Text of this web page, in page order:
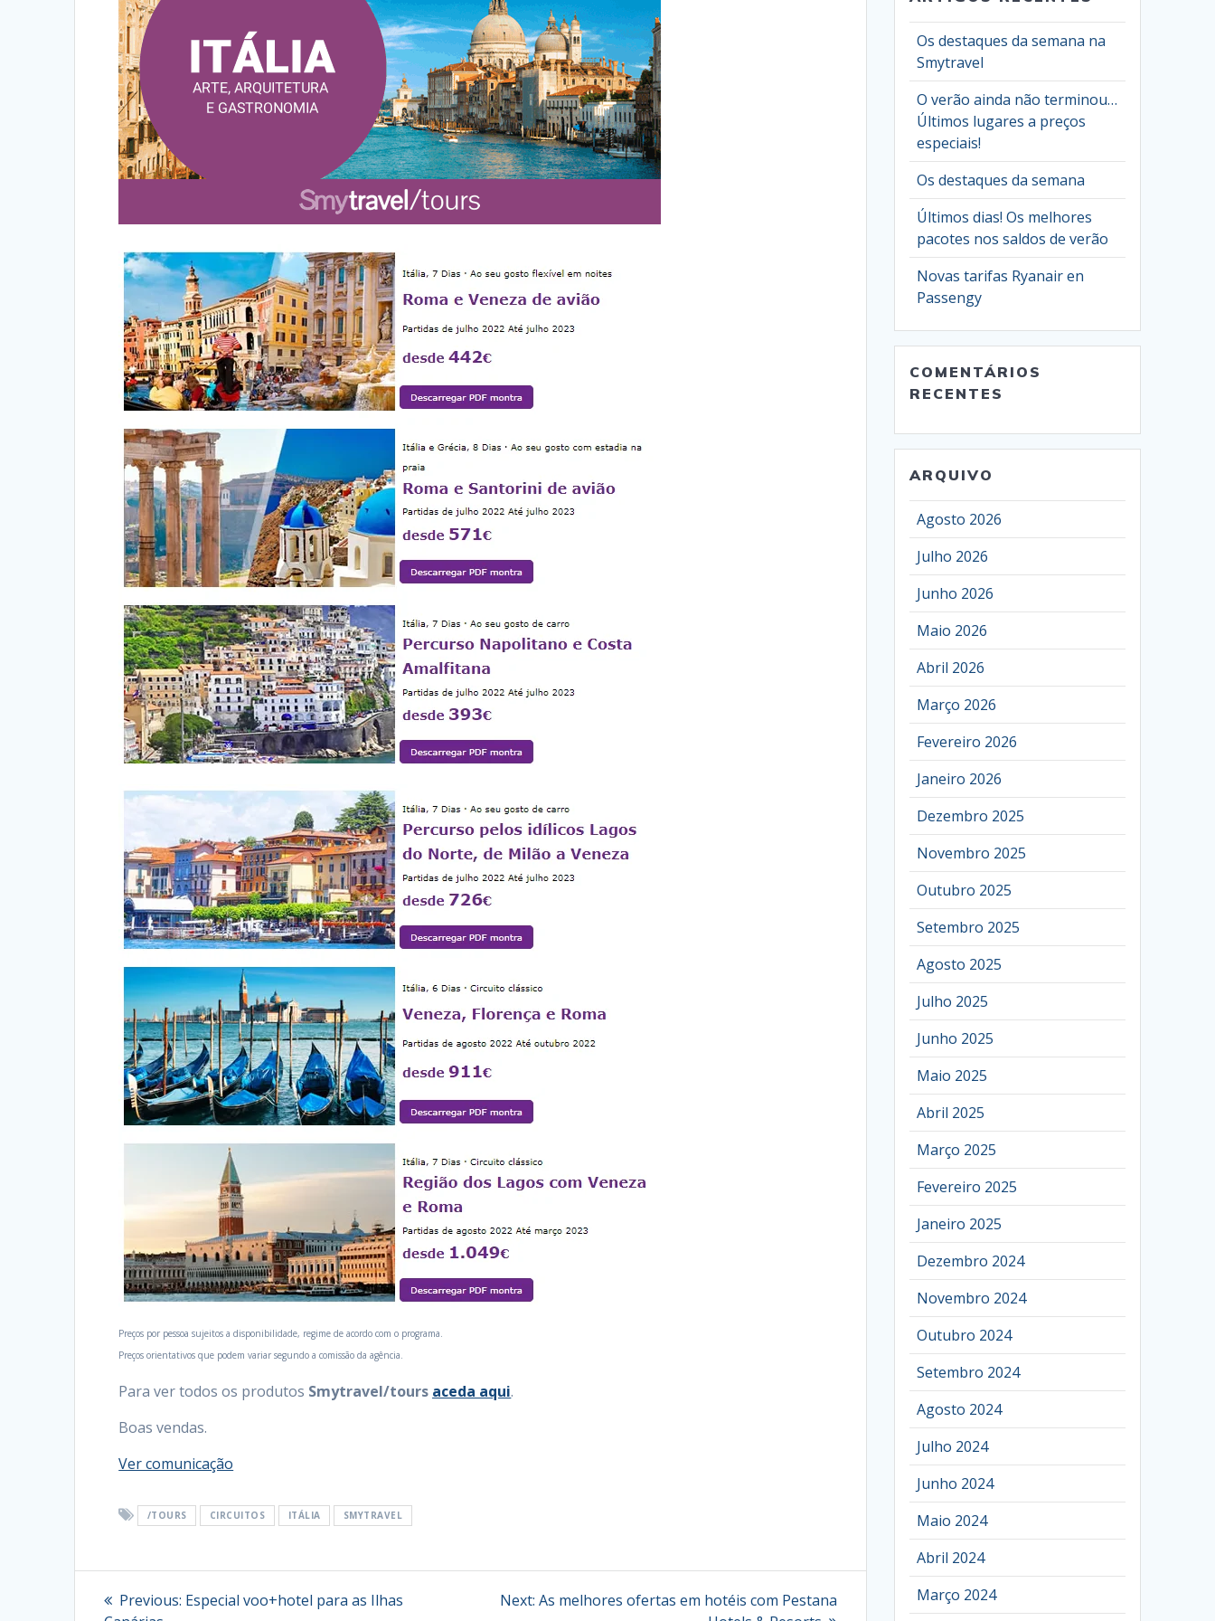
Preços por pessoa sujeitos a disponibilidade, regime de acordo com o programa.
Preços orientativos que podem variar segundo a comissão da agência.
Para ver todos os produtos Smytravel/tours aceda aqui.
Boas vendas.
Ver comunicação
/TOURS CIRCUITOS ITÁLIA SMYTRAVEL
Navegação
Previous: Previous
Especial voo+hotel para as Ilhas
Next: Next
As melhores ofertas em hotéis com Pestana
Os destaques da semana na
Smytravel
O verão ainda não terminou…
Últimos lugares a preços
especiais!
Os destaques da semana
Últimos dias! Os melhores
pacotes nos saldos de verão
Novas tarifas Ryanair en
Passengy
COMENTÁRIOS
RECENTES
ARQUIVO
Agosto 2026
Julho 2026
Junho 2026
Maio 2026
Abril 2026
Março 2026
Fevereiro 2026
Janeiro 2026
Dezembro 2025
Novembro 2025
Outubro 2025
Setembro 2025
Agosto 2025
Julho 2025
Junho 2025
Maio 2025
Abril 2025
Março 2025
Fevereiro 2025
Janeiro 2025
Dezembro 2024
Novembro 2024
Outubro 2024
Setembro 2024
Agosto 2024
Julho 2024
Junho 2024
Maio 2024
Abril 2024
Março 2024